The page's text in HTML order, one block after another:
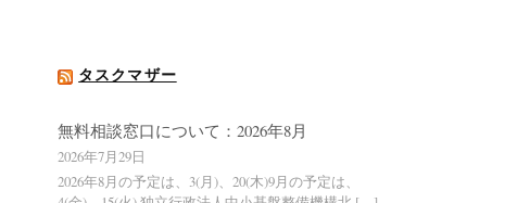
タスクマザー
無料相談窓口について：2026年8月
2026年7月29日
2026年8月の予定は、3(月)、20(木)9月の予定は、